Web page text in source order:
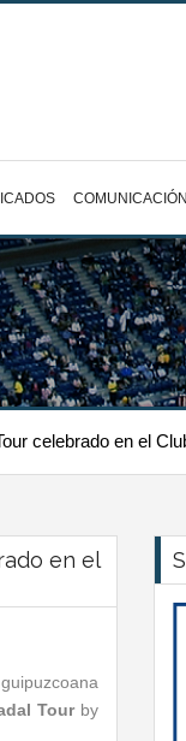
COMUNICACIÓN
celebrado en el
en el
Tourby